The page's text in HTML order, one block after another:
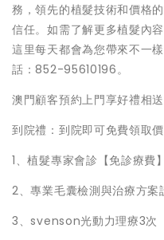
務，領先的植髮技術和價格
信任。如需了解更多植髮內
這里每天都會為您帶來不一
話：852-95610196。
澳門顧客預約上門享好禮相送
到院禮：到院即可免費領取
1、植髮專家會診【免診療費】
2、專業毛囊檢測與治療方案
3、svenson光動力理療3次